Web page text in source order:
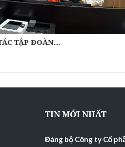
TẬP ĐOÀN…
TIN MỚI NHẤT
Đảng bộ Công ty Cổ